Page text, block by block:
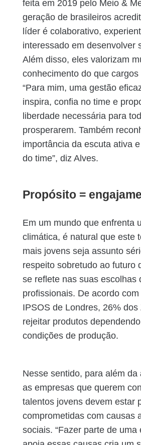
feita em 2019 pelo Meio &
geração de brasileiros
líder é colaborativo,
interessado em desenvolver
Além disso, eles valorizam
conhecimento do que cargos
“Para mim, uma gestão
inspira, confia no time e
liberdade necessária para
prosperarem. Também
importância da escuta ativa
do time”, diz Alves.
Propósito =
Em um mundo que enfrenta
climática, é natural que este
mais jovens seja assunto
respeito sobretudo ao futuro
se reflete nas suas escolhas
profissionais. De acordo
IPSOS de Londres, 26% dos
rejeitar produtos
condições de produção.
Nesse sentido, para além da
as empresas que querem
talentos jovens devem estar
comprometidas com causas
sociais. “Fazer parte de uma